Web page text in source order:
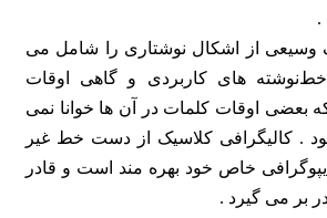
.
وسیعی از اشکال نوشتاری را شامل می
های کاربردی و گاهی اوقات
بعضی اوقات کلمات در آن‌‌ ها خوانا نمی
. کالیگرافی کلاسیک از دست خط غیر
خاص خود بهره مند است و قادر
بر می گیرد .